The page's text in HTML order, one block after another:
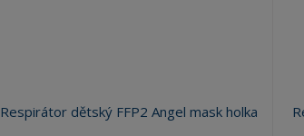
Respirátor dětský FFP2 Angel mask holka